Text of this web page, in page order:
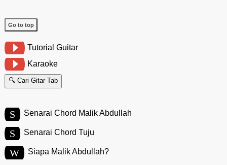
Go to top
Tutorial Guitar
Karaoke
🔍 Cari Gitar Tab
S Senarai Chord Malik Abdullah
S Senarai Chord Tuju
W Siapa Malik Abdullah?